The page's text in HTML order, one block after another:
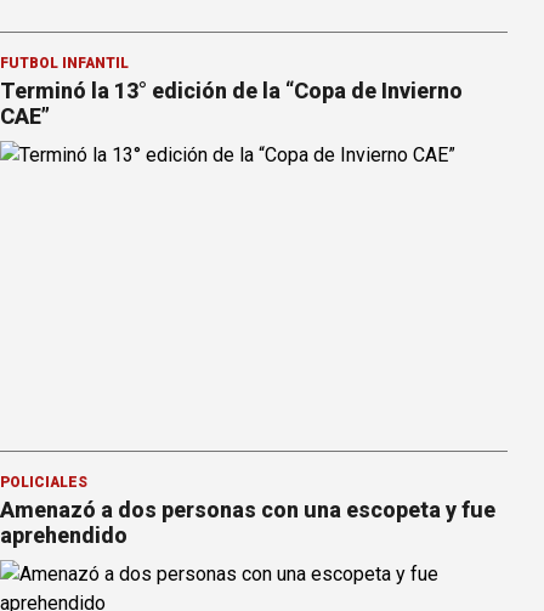
FÚTBOL INFANTIL
Terminó la 13° edición de la “Copa de Invierno
CAE”
POLICIALES
Amenazó a dos personas con una escopeta y fue
aprehendido